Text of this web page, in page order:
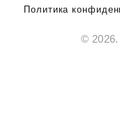
Политика
©